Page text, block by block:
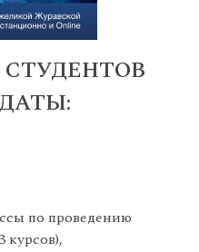
по проведению
курсов),